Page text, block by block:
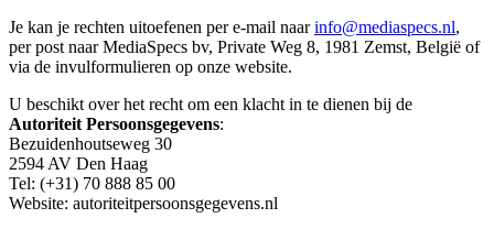
Je kan je rechten uitoefenen per e-mail naarinfo@mediaspecs.nl,
per post naar MediaSpecs bv, Private Weg 8, 1981 Zemst, België of
via de invulformulieren op onze website.
U beschikt over het recht om een klacht in te dienen bij de
Autoriteit Persoonsgegevens:
Bezuidenhoutseweg 30
2594 AV Den Haag
Tel: (+31) 70 888 85 00
Website: autoriteitpersoonsgegevens.nl